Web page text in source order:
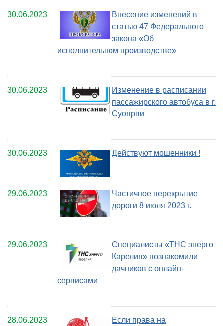
30.06.2023
Внесение изменений в
статью 47 Федерального
закона «Об
исполнительном производстве»
30.06.2023
Изменение в расписании
пассажирского автобуса в г.
Суоярви
30.06.2023 Действуют мошенники !
29.06.2023
Частичное перекрытие
дороги 8 июля 2023 г.
29.06.2023
Специалисты «ТНС энерго
Карелия» познакомили
дачников с онлайн-
сервисами
28.06.2023
Если права на